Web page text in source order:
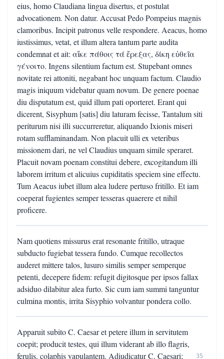
eius, homo Claudiana lingua disertus, et postulat
advocationem. Non datur. Accusat Pedo Pompeius magnis
clamoribus. Incipit patronus velle respondere. Aeacus, homo
iustissimus, vetat, et illum altera tantum parte audita
condemnat et ait: αἴκε πάθοις τά ἔρεξας, δίκη εὐθεῖα
γένοιτο. Ingens silentium factum est. Stupebant omnes
novitate rei attoniti, negabant hoc unquam factum. Claudio
magis iniquum videbatur quam novum. De genere poenae
diu disputatum est, quid illum pati oporteret. Erant qui
dicerent, Sisyphum [satis] diu laturam fecisse, Tantalum siti
periturum nisi illi succurreretur, aliquando Ixionis miseri
rotam sufflaminandam. Non placuit ulli ex veteribus
missionem dari, ne vel Claudius unquam simile speraret.
Placuit novam poenam constitui debere, excogitandum illi
laborem irritum et alicuius cupiditatis speciem sine effectu.
Tum Aeacus iubet illum alea ludere pertuso fritillo. Et iam
coeperat fugientes semper tesseras quaerere et nihil
proficere.
Nam quotiens missurus erat resonante fritillo, utraque
subducto fugiebat tessera fundo. Cumque recollectos
auderet mittere talos, lusuro similis semper semperque
petenti, decepere fidem: refugit digitosque per ipsos fallax
adsiduo dilabitur alea furto. Sic cum iam summi tanguntur
culmina montis, irrita Sisyphio volvantur pondera collo.
Apparuit subito C. Caesar et petere illum in servitutem
coepit; producit testes, qui illum viderant ab illo flagris,
ferulis, colaphis vapulantem. Adiudicatur C. Caesari;
35